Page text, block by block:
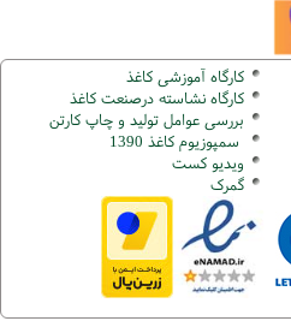
کارگاه آموزشی کاغذ
کارگاه نشاسته درصنعت کاغذ
بررسی عوامل تولید و چاپ کارتن
سمپوزیوم کاغذ 1390
ویدیو کست
گمرک